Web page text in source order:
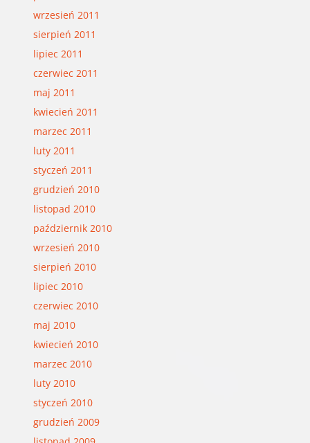
wrzesień 2011
sierpień 2011
lipiec 2011
czerwiec 2011
maj 2011
kwiecień 2011
marzec 2011
luty 2011
styczeń 2011
grudzień 2010
listopad 2010
październik 2010
wrzesień 2010
sierpień 2010
lipiec 2010
czerwiec 2010
maj 2010
kwiecień 2010
marzec 2010
luty 2010
styczeń 2010
grudzień 2009